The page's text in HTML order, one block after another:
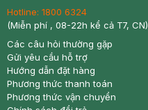
Hotline: 1800 6324
(Miễn phí , 08-22h kể cả T7, CN)
Các câu hỏi thường gặp
Gửi yêu cầu hỗ trợ
Hướng dẫn đặt hàng
Phương thức thanh toán
Phương thức vận chuyển